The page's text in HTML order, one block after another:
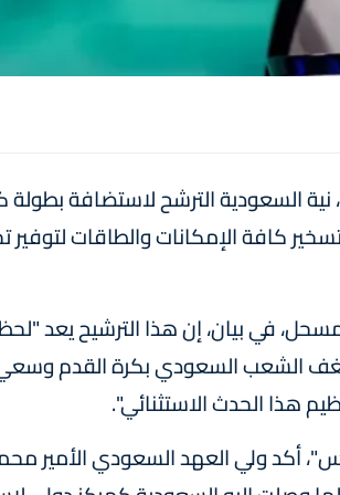
كافة الإمكانات والطاقات لتوفير
في بيان، إن هذا الترشيح يعد
الشعب السعودي بكرة القدم
هذا الحدث الاستثنائي".
أكد ولي العهد السعودي الأمير